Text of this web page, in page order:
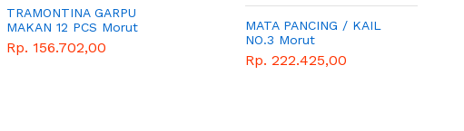
TRAMONTINA GARPU
MAKAN 12 PCS Morut
Rp. 156.702,00
MATA PANCING / KAIL
NO.3 Morut
Rp. 222.425,00